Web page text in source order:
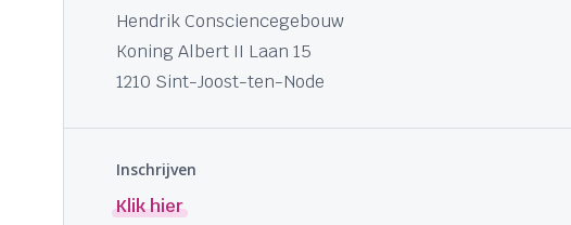
Hendrik Consciencegebouw
Koning Albert II Laan 15
1210 Sint-Joost-ten-Node
Inschrijven
Klik hier